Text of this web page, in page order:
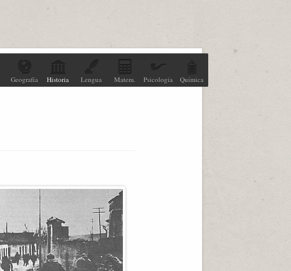
Geografía Historia Lengua Matem. Psicología Química